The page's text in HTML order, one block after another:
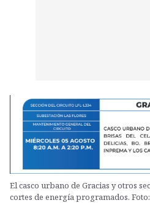
El casco urbano de Gracias y otros
cortes de energía programados.